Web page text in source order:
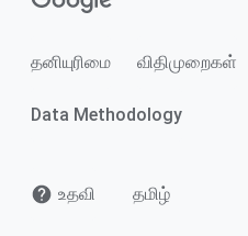
தனியுரிமை விதிமுறைகள்
Data Methodology
உதவி